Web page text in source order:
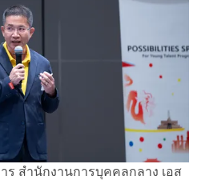
ร สำนักงานการบุคคลกลาง เอส